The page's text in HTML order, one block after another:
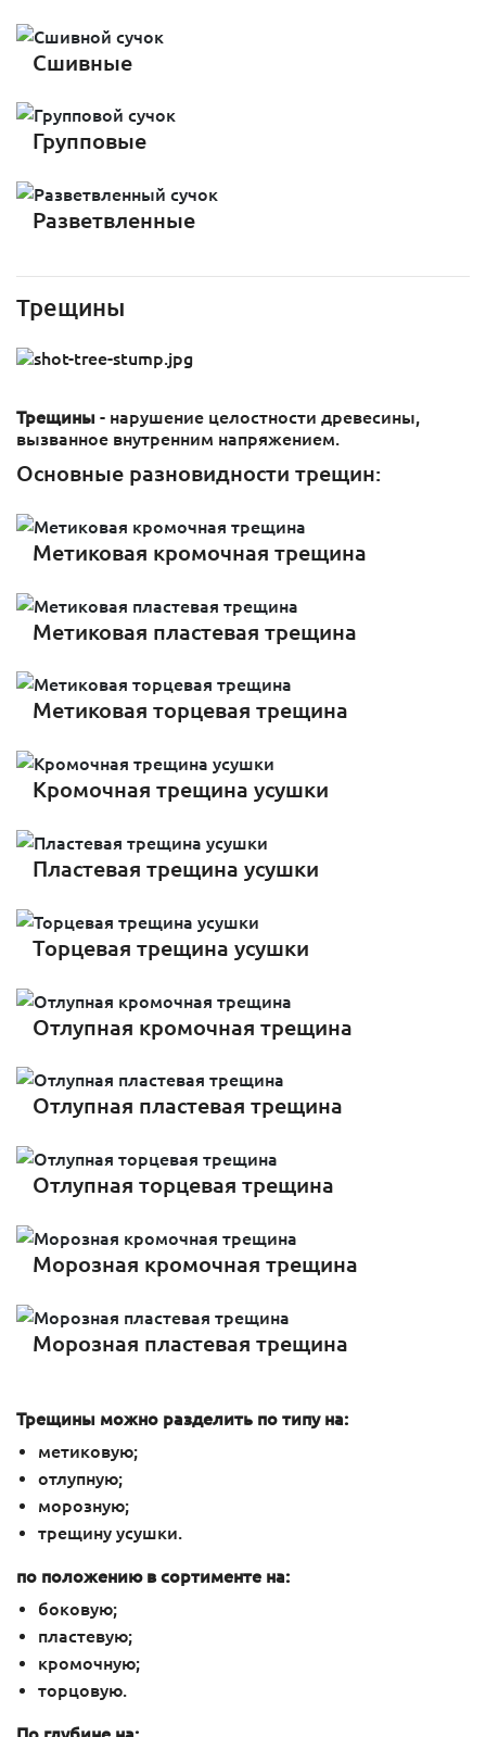
Сшивные
Групповые
Разветвленные
Трещины
Трещины - нарушение целостности древесины,
вызванное внутренним напряжением.
Основные разновидности трещин:
Метиковая кромочная трещина
Метиковая пластевая трещина
Метиковая торцевая трещина
Кромочная трещина усушки
Пластевая трещина усушки
Торцевая трещина усушки
Отлупная кромочная трещина
Отлупная пластевая трещина
Отлупная торцевая трещина
Морозная кромочная трещина
Морозная пластевая трещина
Трещины можно разделить по типу на:
метиковую;
отлупную;
морозную;
трещину усушки.
по положению в сортименте на:
боковую;
пластевую;
кромочную;
торцовую.